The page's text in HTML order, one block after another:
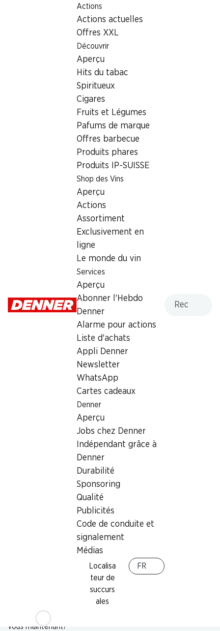
Actions
Actions actuelles
Offres XXL
Découvrir
Aperçu
Hits du tabac
Spiritueux
Cigares
Fruits et Légumes
Pafums de marque
Offres barbecue
Produits phares
Produits IP-SUISSE
Shop des Vins
Aperçu
Actions
Assortiment
Exclusivement en
ligne
Le monde du vin
Services
Aperçu
Abonner l'Hebdo
Denner
Alarme pour actions
Liste d'achats
Appli Denner
Newsletter
WhatsApp
Cartes cadeaux
Denner
Aperçu
Jobs chez Denner
Indépendant grâce à
Denner
Durabilité
Sponsoring
Qualité
Publicités
Code de conduite et
signalement
Médias
Localisa
teur de
succurs
ales
FR
Localisateur de succursales
Succursale Denner Giacomettistrasse 34, 7000 Chur
7000 Chur, Einkaufszentrum
Succursale Denner
Giacomettistrasse 34, 7000 Chur
Heures d'ouverture
Jeudi
Retrait d'espèces avec la carte
postale / M-Card
Restez au courant grâce à la newsletter Denner. Inscrivez-
vous maintenant!